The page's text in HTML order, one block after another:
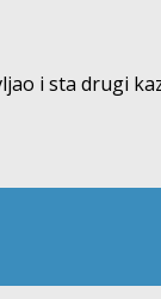
i sta drugi